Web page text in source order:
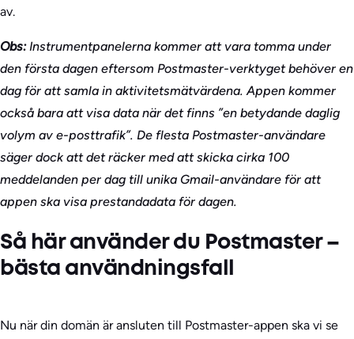
av.
Obs: Instrumentpanelerna kommer att vara tomma under
den första dagen eftersom Postmaster-verktyget behöver en
dag för att samla in aktivitetsmätvärdena. Appen kommer
också bara att visa data när det finns ”en betydande daglig
volym av e-posttrafik”. De flesta Postmaster-användare
säger dock att det räcker med att skicka cirka 100
meddelanden per dag till unika Gmail-användare för att
appen ska visa prestandadata för dagen.
Så här använder du Postmaster –
bästa användningsfall
Nu när din domän är ansluten till Postmaster-appen ska vi se